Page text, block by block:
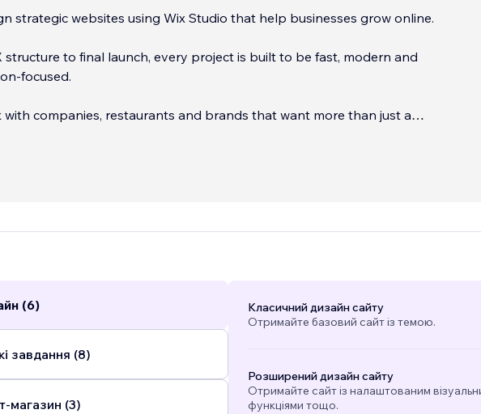
strategic websites using Wix Studio that help businesses grow online.
structure to final launch, every project is built to be fast, modern and
focused.
with companies, restaurants and brands that want more than just a
they want a digital asset that generates real results.
(6)
завдання (8)
магазин (3)
Класичний дизайн сайту
Отримайте базовий сайт із темою.
Розширений дизайн сайту
Отримайте сайт із налаштованим
функціями тощо.